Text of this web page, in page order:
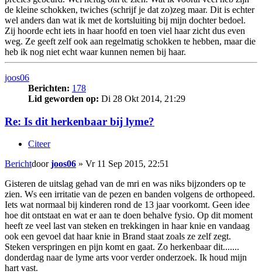
de kleine schokken, twiches (schrijf je dat zo)zeg maar. Dit is echter
wel anders dan wat ik met de kortsluiting bij mijn dochter bedoel.
Zij hoorde echt iets in haar hoofd en toen viel haar zicht dus even
weg. Ze geeft zelf ook aan regelmatig schokken te hebben, maar die
heb ik nog niet echt waar kunnen nemen bij haar.
joos06
Berichten: 178
Lid geworden op: Di 28 Okt 2014, 21:29
Re: Is dit herkenbaar bij lyme?
Citeer
Berichtdoorjoos06 » Vr 11 Sep 2015, 22:51
Gisteren de uitslag gehad van de mri en was niks bijzonders op te
zien. Ws een irritatie van de pezen en banden volgens de orthopeed.
Iets wat normaal bij kinderen rond de 13 jaar voorkomt. Geen idee
hoe dit ontstaat en wat er aan te doen behalve fysio. Op dit moment
heeft ze veel last van steken en trekkingen in haar knie en vandaag
ook een gevoel dat haar knie in Brand staat zoals ze zelf zegt.
Steken verspringen en pijn komt en gaat. Zo herkenbaar dit.......
donderdag naar de lyme arts voor verder onderzoek. Ik houd mijn
hart vast.